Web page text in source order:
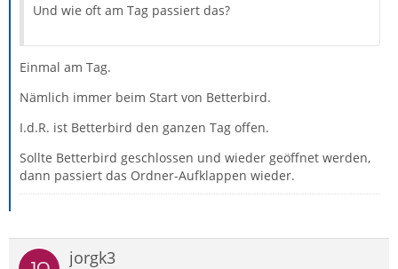
Und wie oft am Tag passiert das?
Einmal am Tag.
Nämlich immer beim Start von Betterbird.
I.d.R. ist Betterbird den ganzen Tag offen.
Sollte Betterbird geschlossen und wieder geöffnet werden,
dann passiert das Ordner-Aufklappen wieder.
jorgk3